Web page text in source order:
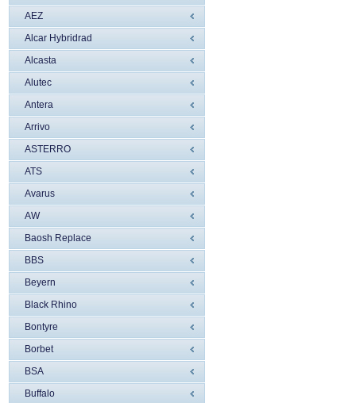
AEZ
Alcar Hybridrad
Alcasta
Alutec
Antera
Arrivo
ASTERRO
ATS
Avarus
AW
Baosh Replace
BBS
Beyern
Black Rhino
Bontyre
Borbet
BSA
Buffalo